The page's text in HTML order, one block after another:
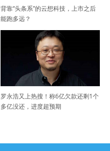
背靠“头条系”的云想科技，上市之后
能跑多远？
罗永浩又上热搜！称6亿欠款还剩1个
多亿没还，进度超预期